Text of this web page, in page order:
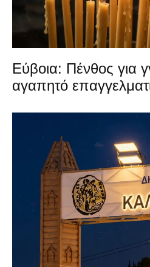
Εύβοια: Πένθος για
αγαπητό